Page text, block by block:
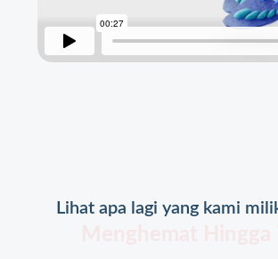
Lihat apa lagi yang kami